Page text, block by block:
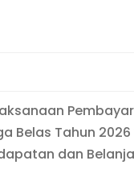
Belas Tahun
dan